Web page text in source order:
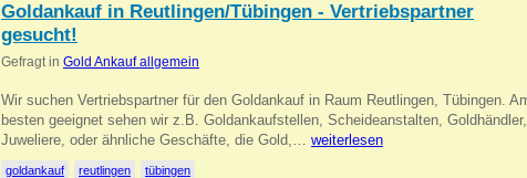
Goldankauf in Reutlingen/Tübingen - Vertriebspartner
gesucht!
Gefragt in Gold Ankauf allgemein
Wir suchen Vertriebspartner für den Goldankauf in Raum Reutlingen, Tübingen.
besten geeignet sehen wir z.B. Goldankaufstellen, Scheideanstalten, Goldhändler,
Juweliere, oder ähnliche Geschäfte, die Gold,… weiterlesen
goldankauf reutlingen tübingen